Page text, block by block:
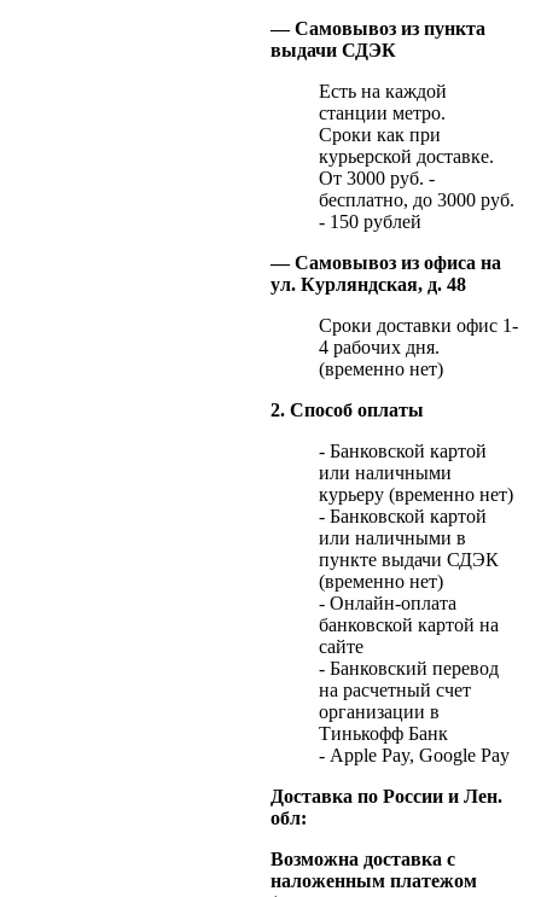
— Самовывоз из пункта
выдачи СДЭК
Есть на каждой
станции метро.
Сроки как при
курьерской доставке.
От 3000 руб. -
бесплатно, до 3000 руб.
- 150 рублей
— Самовывоз из офиса на
ул. Курляндская, д. 48
Сроки доставки офис 1-
4 рабочих дня.
(временно нет)
2. Способ оплаты
- Банковской картой
или наличными
курьеру (временно нет)
- Банковской картой
или наличными в
пункте выдачи СДЭК
(временно нет)
- Онлайн-оплата
банковской картой на
сайте
- Банковский перевод
на расчетный счет
организации в
Тинькофф Банк
- Apple Pay, Google Pay
Доставка по России и Лен.
обл:
Возможна доставка с
наложенным платежом